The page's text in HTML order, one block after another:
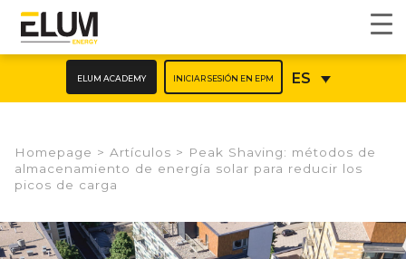
ELUM ACADEMY INICIAR SESIÓN EN EPM ES
Homepage > Artículos > Peak Shaving: métodos de
almacenamiento de energía solar para reducir los
picos de carga